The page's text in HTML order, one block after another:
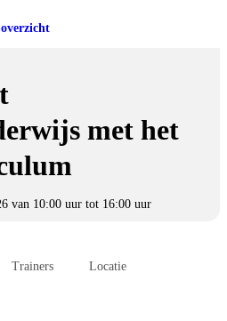
met het
van 10:00 uur tot 16:00 uur
Trainers Locatie